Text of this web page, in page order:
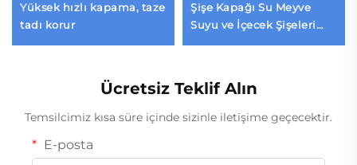
Yüksek hızlı kapama, taze
tadı korur
Şişe Kapağı Su Meyve
Suyu ve İçecek Şişeleri
İçin Geniş Ağızlı Vidalı
Ücretsiz Teklif Alın
Temsilcimiz kısa süre içinde sizinle iletişime geçecektir.
E-posta